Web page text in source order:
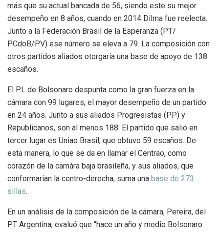
más que su actual bancada de 56, siendo este su mejor
desempeño en 8 años, cuando en 2014 Dilma fue reelecta.
Junto a la Federación Brasil de la Esperanza (PT/
PCdoB/PV) ese número se eleva a 79. La composición con
otros partidos aliados otorgaría una base de apoyo de 138
escaños.
El PL de Bolsonaro despunta como la gran fuerza en la
cámara con 99 lugares, el mayor desempeño de un partido
en 24 años. Junto a sus aliados Progresistas (PP) y
Republicanos, son al menos 188. El partido que salió en
tercer lugar es Uniao Brasil, que obtuvo 59 escaños. De
esta manera, lo que se da en llamar el Centrao, como
corazón de la camára baja brasileña, y sus aliados, que
conformarían la centro-derecha, suma una base de 273
sillas.
En un análisis de la composición de la cámara, Pereira, del
PT Argentina, evaluó que “hace un año y medio Bolsonaro